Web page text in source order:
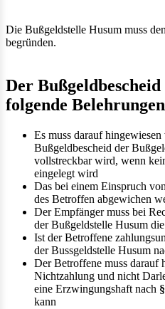
Die Bußgeldstelle Husum muss
begründen.
Der Bußgeldbescheid
folgende
Es muss darauf hingewiesen
Bußgeldbescheid der
vollstreckbar wird, wenn
eingelegt wird
Das bei einem Einspruch
des Betroffen abgewichen
Der Empfänger muss bei
der Bußgeldstelle Husum
Ist der Betroffene
der Bussgeldstelle Husum
Der Betroffene muss darauf
Nichtzahlung und nicht
eine Erzwingungshaft nach
kann